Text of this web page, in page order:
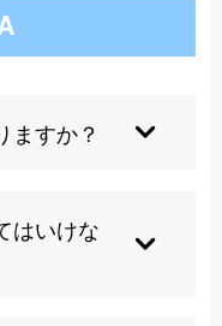
ますか？
筋力と固有感覚を
置すると症状が慢
リスクが高まりま
はいけな